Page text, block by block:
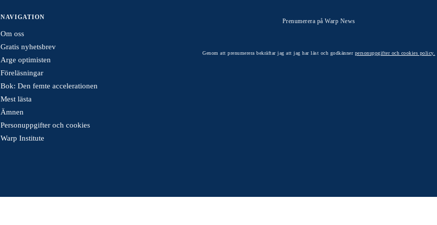
NAVIGATION
Om oss
Gratis nyhetsbrev
Arge optimisten
Föreläsningar
Bok: Den femte accelerationen
Mest lästa
Ämnen
Personuppgifter och cookies
Warp Institute
Prenumerera på Warp News
Genom att prenumerera bekräftar jag att jag har läst och godkänner personuppgifter och cookies policy.